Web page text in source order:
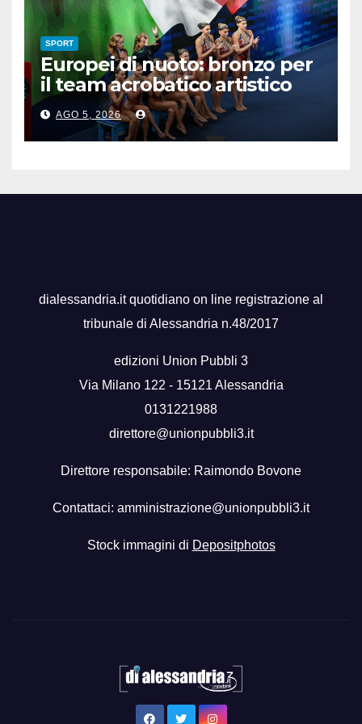
SPORT
Europei di nuoto: bronzo per
il team acrobatico artistico
dell’Italia
AGO 5, 2026
dialessandria.it quotidiano on line registrazione al
tribunale di Alessandria n.48/2017
edizioni Union Pubbli 3
Via Milano 122 - 15121 Alessandria
0131221988
direttore@unionpubbli3.it
Direttore responsabile: Raimondo Bovone
Contattaci: amministrazione@unionpubbli3.it
Stock immagini di Depositphotos